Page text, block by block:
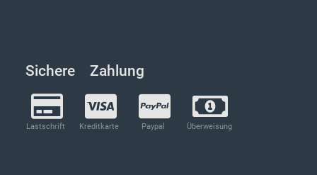
Sichere Zahlung
Lastschrift Kreditkarte Paypal Überweisung